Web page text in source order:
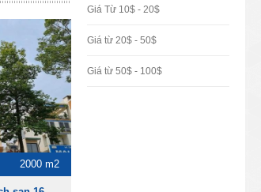
2000 m2
Giá Từ 10$ - 20$
Giá từ 20$ - 50$
Giá từ 50$ - 100$